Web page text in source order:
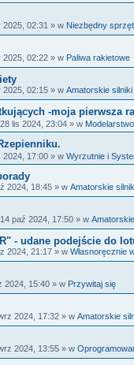
02:31 » w Niezbędny sprzęt
2025, 02:22 » w Paliwa rakietowe
2025, 02:15 » w Amatorskie
-moja pierwsza
lis 2024, 23:04 » w
2024, 17:00 » w Wyrzutnie i
2024, 18:45 » w Amatorskie
paź 2024, 17:50 » w
- udane podejście do
2024, 21:17 » w Własnoręcznie
2024, 15:40 » w Przywitaj się
2024, 17:32 » w Amatorskie
2024, 13:55 » w